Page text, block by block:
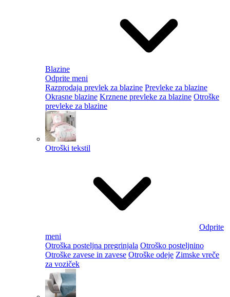
Blazine
Odprite meni
Razprodaja prevlek za blazine Prevleke za blazine
Okrasne blazine Krznene prevleke za blazine Otroške
prevleke za blazine
Otroški tekstil
Odprite
meni
Otroška posteljna pregrinjala Otroško posteljnino
Otroške zavese in zavese Otroške odeje Zimske vreče
za voziček